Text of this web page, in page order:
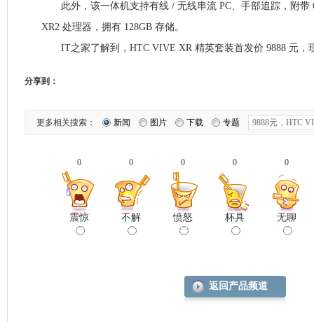
此外，该一体机支持有线 / 无线串流 PC、手部追踪，附带
XR2 处理器，拥有 128GB 存储。
IT之家了解到，HTC VIVE XR 精英套装首发价 9888 元，
分享到：
更多相关搜索： 新闻 图片 下载 专题
0
震惊
0
不解
0
愤怒
0
杯具
0
无聊
返回产品频道